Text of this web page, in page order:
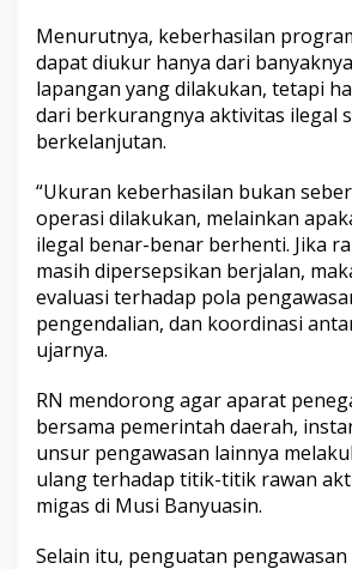
Menurutnya, keberhasilan
dapat diukur hanya dari
lapangan yang dilakukan, tetapi
dari berkurangnya aktivitas ilegal
berkelanjutan.
“Ukuran keberhasilan bukan
operasi dilakukan, melainkan
ilegal benar-benar berhenti. Jika
masih dipersepsikan berjalan,
evaluasi terhadap pola
pengendalian, dan koordinasi
ujarnya.
RN mendorong agar aparat
bersama pemerintah daerah,
unsur pengawasan lainnya
ulang terhadap titik-titik rawan
migas di Musi Banyuasin.
Selain itu, penguatan